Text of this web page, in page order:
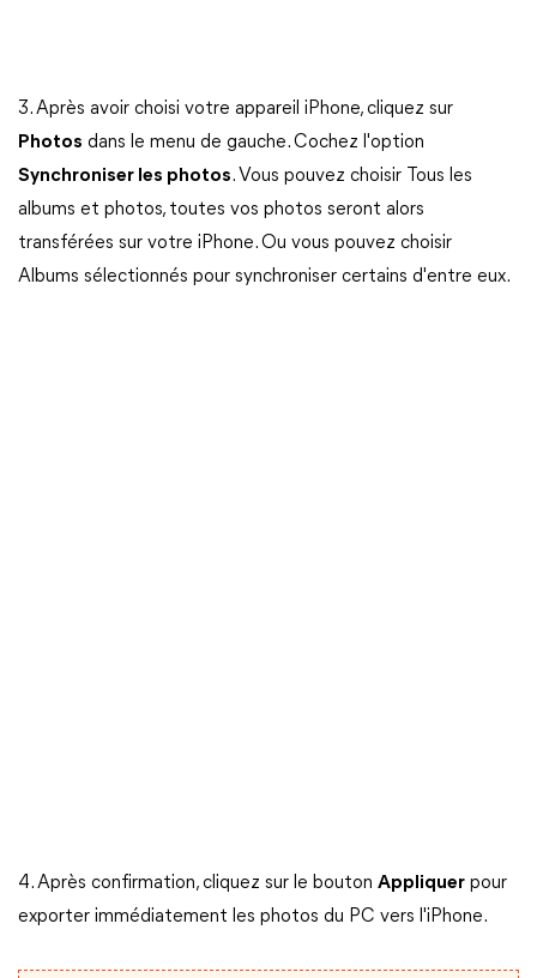
3. Après avoir choisi votre appareil iPhone, cliquez sur
Photos dans le menu de gauche. Cochez l'option
Synchroniser les photos. Vous pouvez choisir Tous les
albums et photos, toutes vos photos seront alors
transférées sur votre iPhone. Ou vous pouvez choisir
Albums sélectionnés pour synchroniser certains d'entre eux.
4. Après confirmation, cliquez sur le bouton Appliquer pour
exporter immédiatement les photos du PC vers l'iPhone.